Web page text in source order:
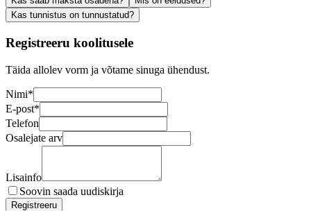
Kas tunnistus on tunnustatud?
Registreeru koolitusele
Täida allolev vorm ja võtame sinuga ühendust.
Nimi*
E-post*
Telefon
Osalejate arv
Lisainfo
Soovin saada uudiskirja
Registreeru